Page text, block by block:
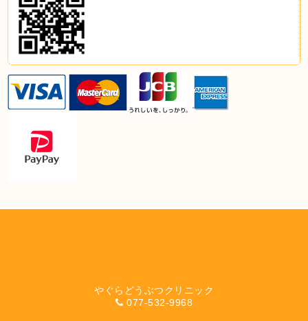
やぐらどうぶつクリニック
077-532-9968